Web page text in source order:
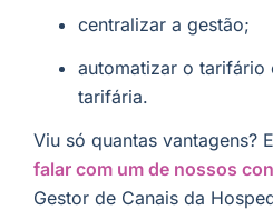
centralizar a gestão;
automatizar o tarifário
tarifária.
Viu só quantas vantagens?
falar com um de nossos
Gestor de Canais da